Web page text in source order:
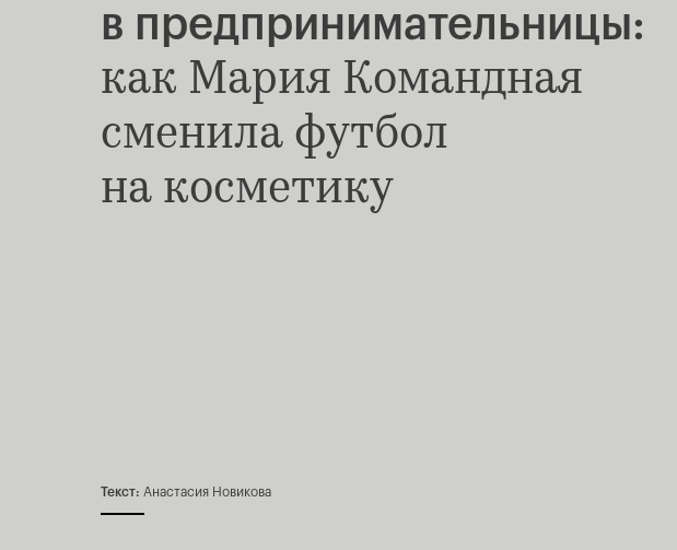
в предпринимательницы:
как Мария Командная
сменила футбол
на косметику
Текст: Анастасия Новикова